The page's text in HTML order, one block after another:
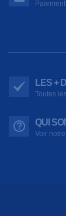
LES +
Toutes
QUI
Voir